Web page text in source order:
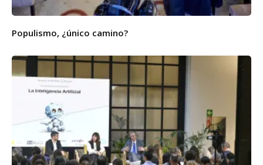
Populismo, ¿único camino?